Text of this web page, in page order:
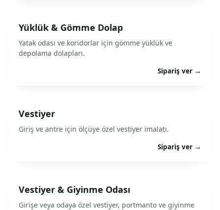
Yüklük & Gömme Dolap
Yatak odası ve koridorlar için gömme yüklük ve
depolama dolapları.
Sipariş ver →
Vestiyer
Giriş ve antre için ölçüye özel vestiyer imalatı.
Sipariş ver →
Vestiyer & Giyinme Odası
Girişe veya odaya özel vestiyer, portmanto ve giyinme